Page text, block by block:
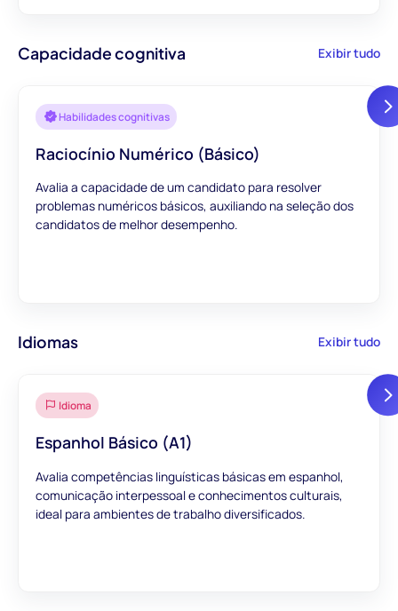
Capacidade cognitiva Exibir tudo
Habilidades cognitivas
Raciocínio Numérico (Básico)
Avalia a capacidade de um candidato para resolver
problemas numéricos básicos, auxiliando na seleção dos
candidatos de melhor desempenho.
Idiomas Exibir tudo
Idioma
Espanhol Básico (A1)
Avalia competências linguísticas básicas em espanhol,
comunicação interpessoal e conhecimentos culturais,
ideal para ambientes de trabalho diversificados.